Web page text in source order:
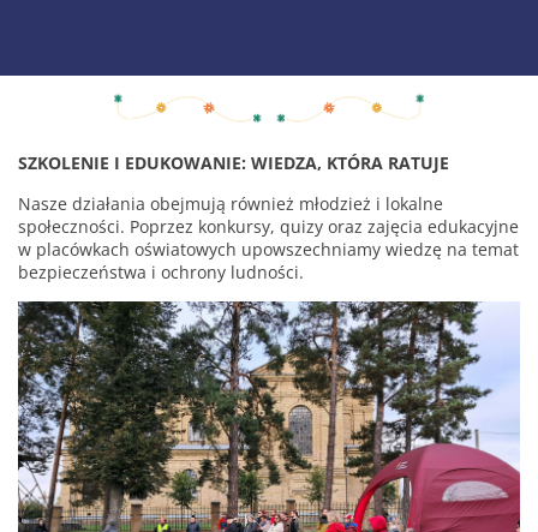
SZKOLENIE I EDUKOWANIE: WIEDZA, KTÓRA RATUJE
Nasze działania obejmują również młodzież i lokalne
społeczności. Poprzez konkursy, quizy oraz zajęcia edukacyjne
w placówkach oświatowych upowszechniamy wiedzę na temat
bezpieczeństwa i ochrony ludności.